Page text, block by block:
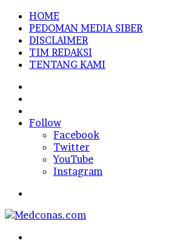
HOME
PEDOMAN MEDIA SIBER
DISCLAIMER
TIM REDAKSI
TENTANG KAMI
In
Follow
Facebook
Twitter
YouTube
Instagram